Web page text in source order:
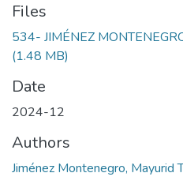
Files
534- JIMÉNEZ
(1.48 MB)
Date
2024-12
Authors
Jiménez Montenegro, Mayurid